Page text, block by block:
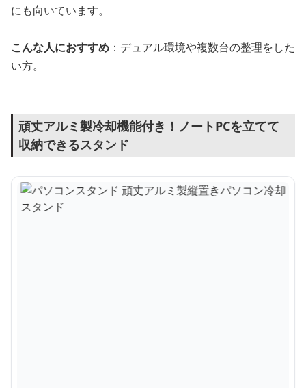
にも向いています。
こんな人におすすめ ：デュアル環境や複数台の整理をした
い方。
頑丈アルミ製冷却機能付き！ノートPCを立てて
収納できるスタンド